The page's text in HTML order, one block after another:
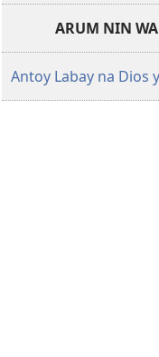
ARUM NIN
Antoy Labay na Dios